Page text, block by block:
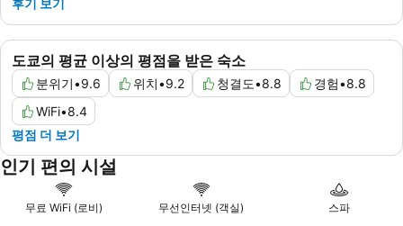
도쿄의 평균 이상의 평점을 받은 숙소
분위기•9.6 위치•9.2 청결도•8.8 경험•8.8
WiFi•8.4
평점 더 보기
후기 보기
인기 편의 시설
무료 WiFi (로비) 무선인터넷 (객실) 스파